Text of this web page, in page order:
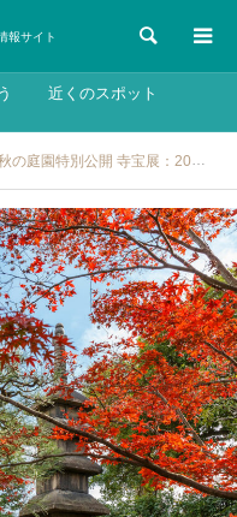
報サイト 検索
近くのスポット
特別公開 寺宝展：2024年11月16日～12月5日